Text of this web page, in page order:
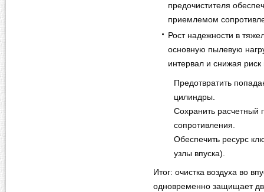
предочистителя
приемлемом
Рост надежности в
основную пылевую
интервал и снижая
Предотвратить
цилиндры.
Сохранить расчетный
сопротивления.
Обеспечить ресурс
узлы впуска).
Итог: очистка воздуха во
одновременно защищает